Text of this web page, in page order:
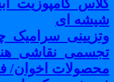
ای
اخوان/